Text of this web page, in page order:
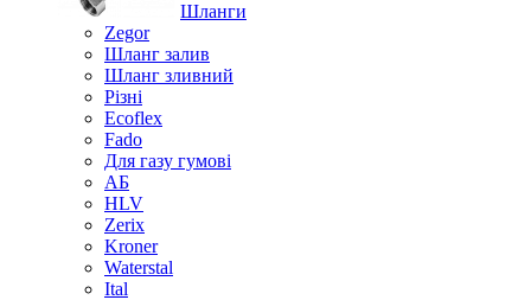
Шланги
Zegor
Шланг залив
Шланг зливний
Різні
Ecoflex
Fado
Для газу гумові
АБ
HLV
Zerix
Kroner
Waterstal
Ital